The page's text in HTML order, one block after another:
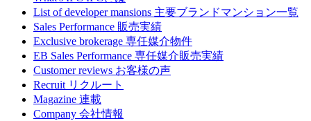
List of developer mansions 主要ブランドマンション一覧
Sales Performance 販売実績
Exclusive brokerage 専任媒介物件
EB Sales Performance 専任媒介販売実績
Customer reviews お客様の声
Recruit リクルート
Magazine 連載
Company 会社情報